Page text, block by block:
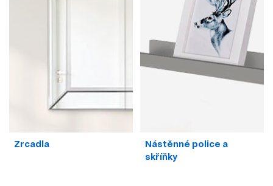
Zrcadla
Nástěnné police a
skříňky